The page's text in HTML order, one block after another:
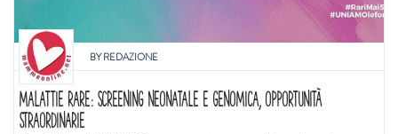
BYREDAZIONE
MALATTIE RARE: SCREENING NEONATALE E GENOMICA, OPPORTUNITÀ
STRAORDINARIE